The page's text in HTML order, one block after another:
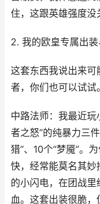
住，这跟英雄强度没
2. 我的欧皇专属出
这套东西我说出来
者，你们也可以试试。
中路法师：我最近
者之怒”的纯暴力三
猎”、10个“梦魇”。
快，经常能莫名其
的小闪电，在团战
血。这套出装很脆